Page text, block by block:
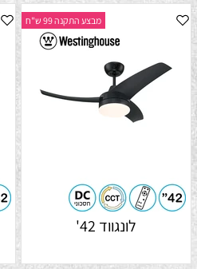
מבצע התקנה 99 ש"ח
לונגווד 42'